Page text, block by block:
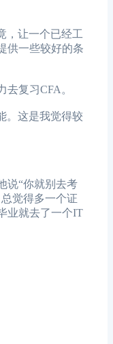
，让一个已经工
供一些较好的条
复习CFA。
。这是我觉得较
说“你就别去考
觉得多一个证
业就去了一个IT